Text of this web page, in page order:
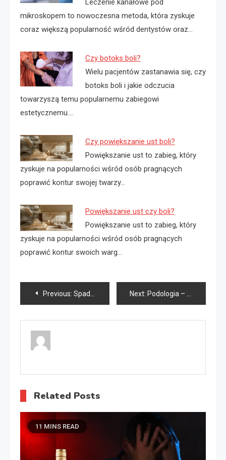
Leczenie kanałowe pod
mikroskopem to nowoczesna metoda, która zyskuje
coraz większą popularność wśród dentystów oraz…
Czy botoks boli?
Wielu pacjentów zastanawia się, czy
botoks boli i jakie odczucia
towarzyszą temu popularnemu zabiegowi
estetycznemu.…
Czy powiększanie ust boli?
Powiększanie ust to zabieg, który
zyskuje na popularności wśród osób pragnących
poprawić kontur swojej twarzy…
Powiększanie ust czy boli?
Powiększanie ust to zabieg, który
zyskuje na popularności wśród osób pragnących
poprawić kontur swoich warg…
Nawigacja
wpisu
Previous: Spadki Warszawa Next: Podologia – zdrowe i ładne stopy
Related Posts
11 MINS READ